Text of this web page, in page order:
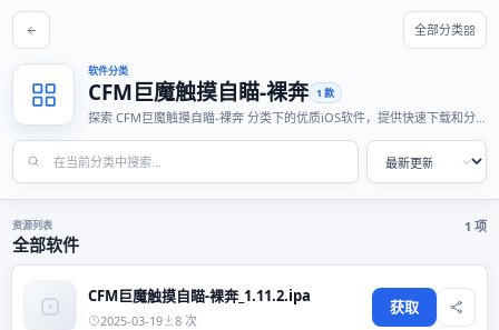
全部分类
软件分类
CFM巨魔触摸自瞄-裸奔 1 款
探索 CFM巨魔触摸自瞄-裸奔 分类下的优质iOS软件，提供快速下载和分
资源列表
全部软件
1 项
CFM巨魔触摸自瞄-裸奔_1.11.2.ipa
2025-03-19 8 次
获取